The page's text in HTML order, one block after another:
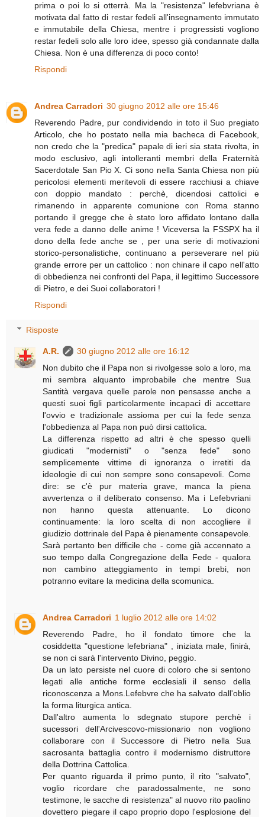
prima o poi lo si otterrà. Ma la "resistenza" lefebvriana è
motivata dal fatto di restar fedeli all'insegnamento immutato
e immutabile della Chiesa, mentre i progressisti vogliono
restar fedeli solo alle loro idee, spesso già condannate dalla
Chiesa. Non è una differenza di poco conto!
Rispondi
Andrea Carradori 30 giugno 2012 alle ore 15:46
Reverendo Padre, pur condividendo in toto il Suo pregiato
Articolo, che ho postato nella mia bacheca di Facebook,
non credo che la "predica" papale di ieri sia stata rivolta, in
modo esclusivo, agli intolleranti membri della Fraternità
Sacerdotale San Pio X. Ci sono nella Santa Chiesa non più
pericolosi elementi meritevoli di essere racchiusi a chiave
con doppio mandato : perchè, dicendosi cattolici e
rimanendo in apparente comunione con Roma stanno
portando il gregge che è stato loro affidato lontano dalla
vera fede a danno delle anime ! Viceversa la FSSPX ha il
dono della fede anche se , per una serie di motivazioni
storico-personalistiche, continuano a perseverare nel più
grande errore per un cattolico : non chinare il capo nell'atto
di obbedienza nei confronti del Papa, il legittimo Successore
di Pietro, e dei Suoi collaboratori !
Rispondi
Risposte
A.R.
30 giugno 2012 alle ore 16:12
Non dubito che il Papa non si rivolgesse solo a loro, ma
mi sembra alquanto improbabile che mentre Sua
Santità vergava quelle parole non pensasse anche a
questi suoi figli particolarmente incapaci di accettare
l'ovvio e tradizionale assioma per cui la fede senza
l'obbedienza al Papa non può dirsi cattolica.
La differenza rispetto ad altri è che spesso quelli
giudicati "modernisti" o "senza fede" sono
semplicemente vittime di ignoranza o irretiti da
ideologie di cui non sempre sono consapevoli. Come
dire: se c'è pur materia grave, manca la piena
avvertenza o il deliberato consenso. Ma i Lefebvriani
non hanno questa attenuante. Lo dicono
continuamente: la loro scelta di non accogliere il
giudizio dottrinale del Papa è pienamente consapevole.
Sarà pertanto ben difficile che - come già accennato a
suo tempo dalla Congregazione della Fede - qualora
non cambino atteggiamento in tempi brebi, non
potranno evitare la medicina della scomunica.
Andrea Carradori 1 luglio 2012 alle ore 14:02
Reverendo Padre, ho il fondato timore che la
cosiddetta "questione lefebriana" , iniziata male, finirà,
se non ci sarà l'intervento Divino, peggio.
Da un lato persiste nel cuore di coloro che si sentono
legati alle antiche forme ecclesiali il senso della
riconoscenza a Mons.Lefebvre che ha salvato dall'oblio
la forma liturgica antica.
Dall'altro aumenta lo sdegnato stupore perchè i
sucessori dell'Arcivescovo-missionario non vogliono
collaborare con il Successore di Pietro nella Sua
sacrosanta battaglia contro il modernismo distruttore
della Dottrina Cattolica.
Per quanto riguarda il primo punto, il rito "salvato",
voglio ricordare che paradossalmente, ne sono
testimone, le sacche di resistenza" al nuovo rito paolino
dovettero piegare il capo proprio dopo l'esplosione del